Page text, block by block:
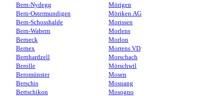
Bern-Nydegg
Bern-Ostermundigen
Bern-Schosshalde
Bern-Wabern
Berneck
Bernex
Bernhardzell
Berolle
Beromünster
Berschis
Bertschikon
Mörigen
Möriken AG
Morissen
Morlens
Morlon
Morrens VD
Morschach
Mörschwil
Mosen
Mosnang
Mosogno